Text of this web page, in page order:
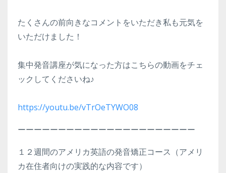
たくさんの前向きなコメントをいただき私も元気を
いただけました！
集中発音講座が気になった方はこちらの動画をチェ
ックしてくださいね♪
https://youtu.be/vTrOeTYWO08
ーーーーーーーーーーーーーーーーーーーーーー
１２週間のアメリカ英語の発音矯正コース（アメリ
カ在住者向けの実践的な内容です）